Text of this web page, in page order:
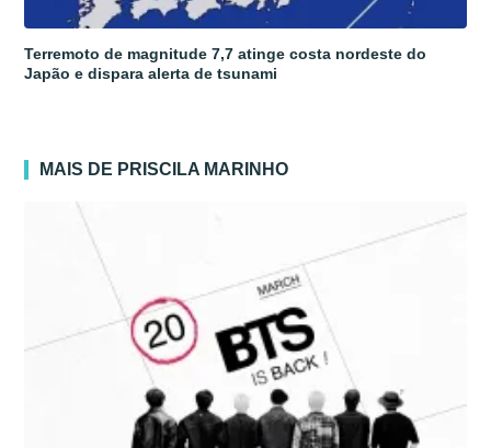
Terremoto de magnitude 7,7 atinge costa nordeste do
Japão e dispara alerta de tsunami
MAIS DE PRISCILA MARINHO